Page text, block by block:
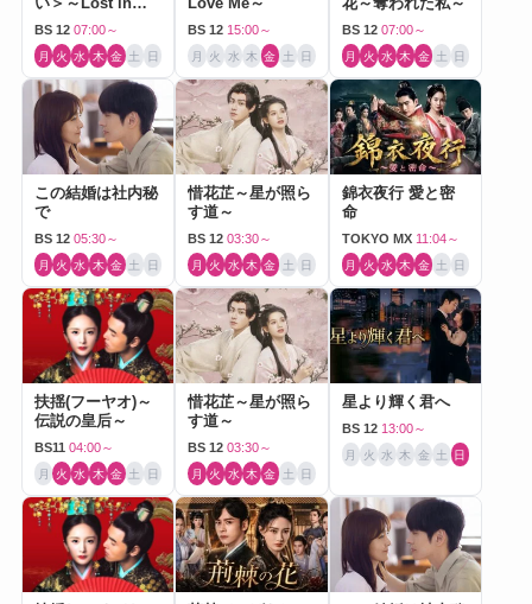
Love～
BS 12 07:00～
月 火 水 木 金 土 日
BS 12 15:00～
月 火 水 木 金 土 日
BS 12 07:00～
月 火 水 木 金 土 日
この結婚は社内秘
で
BS 12 05:30～
月 火 水 木 金 土 日
惜花芷～星が照ら
す道～
BS 12 03:30～
月 火 水 木 金 土 日
錦衣夜行 愛と密
命
TOKYO MX 11:04～
月 火 水 木 金 土 日
扶揺(フーヤオ)～
伝説の皇后～
BS11 04:00～
月 火 水 木 金 土 日
惜花芷～星が照ら
す道～
BS 12 03:30～
月 火 水 木 金 土 日
星より輝く君へ
BS 12 13:00～
月 火 水 木 金 土 日